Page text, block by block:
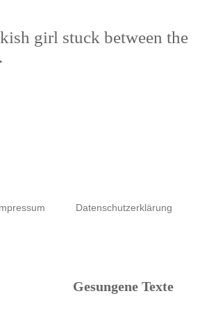
girl stuck between the
Datenschutzerklärung
Gesungene Texte